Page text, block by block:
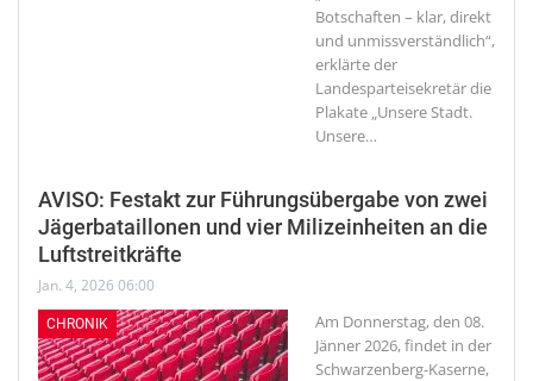
Botschaften – klar, direkt
und unmissverständlich“,
erklärte der
Landesparteisekretär die
Plakate „Unsere Stadt.
Unsere…
AVISO: Festakt zur Führungsübergabe von zwei
Jägerbataillonen und vier Milizeinheiten an die
Luftstreitkräfte
Jan. 4, 2026 06:00
CHRONIK
Am Donnerstag, den 08.
Jänner 2026, findet in der
Schwarzenberg-Kaserne,